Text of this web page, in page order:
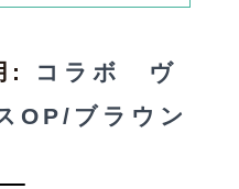
:
コラボ ヴ
OP/ブラウン